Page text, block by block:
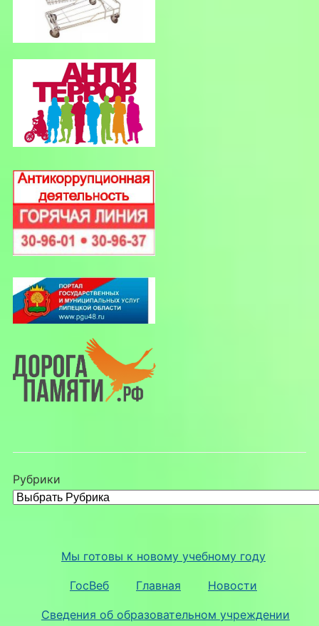
Рубрики
Мы готовы к новому учебному году
ГосВеб Главная Новости
Сведения об образовательном учреждении